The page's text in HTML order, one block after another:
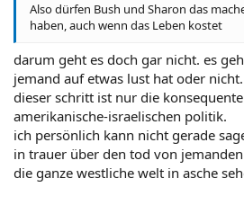
Also dürfen Bush und Sharon das
haben, auch wenn das Leben kostet
darum geht es doch gar nicht. es
jemand auf etwas lust hat oder nicht.
dieser schritt ist nur die
amerikanische-israelischen politik.
ich persönlich kann nicht gerade
in trauer über den tod von
die ganze westliche welt in asche